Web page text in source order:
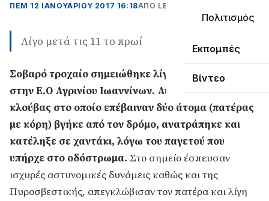
Πολιτισμός
Εκπομπές
Βίντεο
ΠΕΜ 12 ΙΑΝΟΥΑΡΊΟΥ 2017 16:18ΑΠΌ LEPANTO RTV
Λίγο μετά τις 11 το πρωί
Σοβαρό τροχαίο σημειώθηκε λίγο μετά τις 11.00
στην Ε.Ο Αγρινίου Ιωαννίνων. Αυτοκίνητο τύπου
κλούβας στο οποίο επέβαιναν δύο άτομα (πατέρας
με κόρη) βγήκε από τον δρόμο, ανατράπηκε και
κατέληξε σε χαντάκι, λόγω του παγετού που
υπήρχε στο οδόστρωμα. Στο σημείο έσπευσαν
ισχυρές αστυνομικές δυνάμεις καθώς και της
Πυροσβεστικής, απεγκλώβισαν τον πατέρα και λίγη